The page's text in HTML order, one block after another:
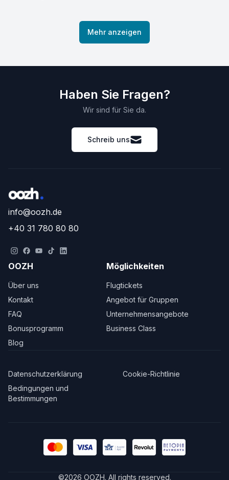
Mehr anzeigen
Haben Sie Fragen?
Wir sind für Sie da.
Schreib uns
info@oozh.de
+40 31 780 80 80
OOZH
Über uns
Kontakt
FAQ
Bonusprogramm
Blog
Möglichkeiten
Flugtickets
Angebot für Gruppen
Unternehmensangebote
Business Class
Datenschutzerklärung
Cookie-Richtlinie
Bedingungen und
Bestimmungen
©2026 OOZH. All rights reserved.